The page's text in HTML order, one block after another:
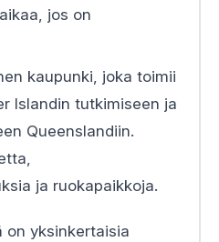
jos on
kaupunki, joka toimii
Islandin tutkimiseen ja
Queenslandiin.
ja ruokapaikkoja.
on yksinkertaisia